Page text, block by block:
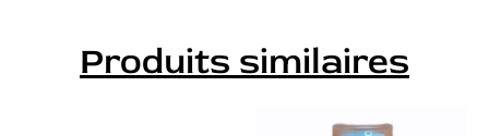
Produits similaires